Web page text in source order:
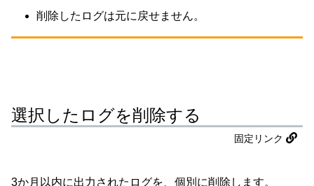
削除したログは元に戻せません。
選択したログを削除する
固定リンク
3か月以内に出力されたログを、個別に削除します。